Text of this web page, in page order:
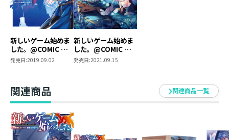
新しいゲーム始めま
した。@COMIC 第1
巻
発売日:2019.09.02
新しいゲーム始めま
した。@COMIC 第2
巻
発売日:2021.09.15
関連商品 関連商品一覧